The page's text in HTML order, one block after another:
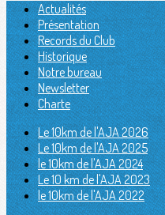
Actualités
Présentation
Records du Club
Historique
Notre bureau
Newsletter
Charte
Le 10km de l'AJA 2026
Le 10km de l'AJA 2025
le 10km de l'AJA 2024
Le 10 km de l'AJA 2023
le 10km de l'AJA 2022